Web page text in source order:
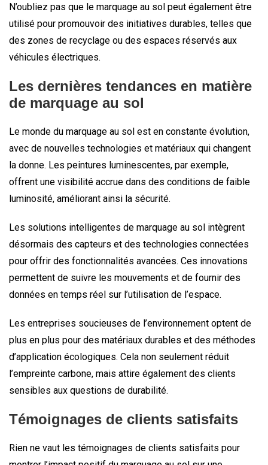
N’oubliez pas que le marquage au sol peut également être
utilisé pour promouvoir des initiatives durables, telles que
des zones de recyclage ou des espaces réservés aux
véhicules électriques.
Les dernières tendances en matière
de marquage au sol
Le monde du marquage au sol est en constante évolution,
avec de nouvelles technologies et matériaux qui changent
la donne. Les peintures luminescentes, par exemple,
offrent une visibilité accrue dans des conditions de faible
luminosité, améliorant ainsi la sécurité.
Les solutions intelligentes de marquage au sol intègrent
désormais des capteurs et des technologies connectées
pour offrir des fonctionnalités avancées. Ces innovations
permettent de suivre les mouvements et de fournir des
données en temps réel sur l’utilisation de l’espace.
Les entreprises soucieuses de l’environnement optent de
plus en plus pour des matériaux durables et des méthodes
d’application écologiques. Cela non seulement réduit
l’empreinte carbone, mais attire également des clients
sensibles aux questions de durabilité.
Témoignages de clients satisfaits
Rien ne vaut les témoignages de clients satisfaits pour